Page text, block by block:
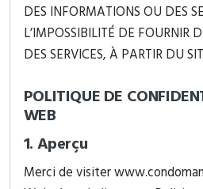
DES INFORMATIONS OU DES
L’IMPOSSIBILITÉ DE FOURNIR
DES SERVICES, À PARTIR DU
POLITIQUE DE
WEB
1. Aperçu
Merci de visiter